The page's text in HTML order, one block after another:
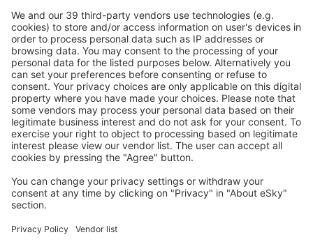
Ladda ner vår appför att enkelt planera
dina resor
Planera din resa
Billiga flyg
Weekendresor